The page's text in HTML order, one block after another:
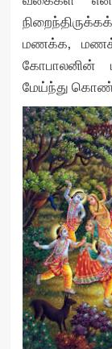
மணக்க,
கோபாலனின்
மேய்ந்து